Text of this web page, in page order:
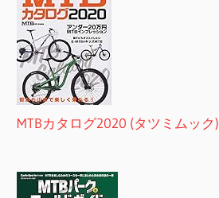
MTBカタログ2020 (タツミムック)